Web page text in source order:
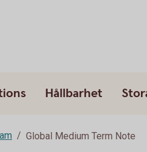
Hållbarhet
Global Medium Term Note